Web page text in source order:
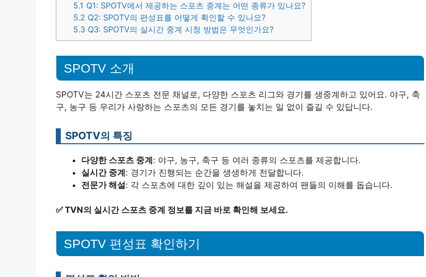
5.1 Q1: SPOTV에서 제공하는 스포츠 중계는 어떤 종류가 있나요?
5.2 Q2: SPOTV의 편성표를 어떻게 확인할 수 있나요?
5.3 Q3: SPOTV의 실시간 중계 시청 방법은 무엇인가요?
SPOTV 소개
SPOTV는 24시간 스포츠 전문 채널로, 다양한 스포츠 리그와 경기를 생중계하고 있어요. 야구, 축
구, 농구 등 우리가 사랑하는 스포츠의 모든 경기를 놓치는 일 없이 즐길 수 있답니다.
SPOTV의 특징
다양한 스포츠 중계: 야구, 농구, 축구 등 여러 종류의 스포츠를 제공합니다.
실시간 중계: 경기가 진행되는 순간을 생생하게 전달합니다.
전문가 해설: 각 스포츠에 대한 깊이 있는 해설을 제공하여 팬들의 이해를 돕습니다.
✅TVN의 실시간 스포츠 중계 정보를 지금 바로 확인해 보세요.
SPOTV 편성표 확인하기